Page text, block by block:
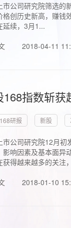
市公司研究院筛选的
格创历史新高，赚钱
延续，3月1...
2018-04-11
168指数斩
研报 新股
市公司研究院12月初
影响因素及基本面异
获得越来越多的关注
2018-01-10